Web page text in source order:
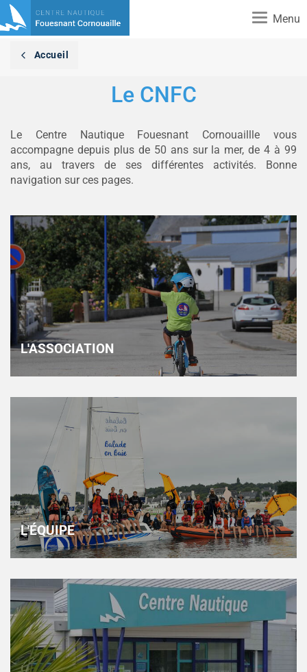
Menu
Toggle
Accueil
Le CNFC
Le Centre Nautique Fouesnant Cornouaillle vous
accompagne depuis plus de 50 ans sur la mer, de 4 à 99
ans, au travers de ses différentes activités. Bonne
navigation sur ces pages.
L'ASSOCIATION
L'ÉQUIPE